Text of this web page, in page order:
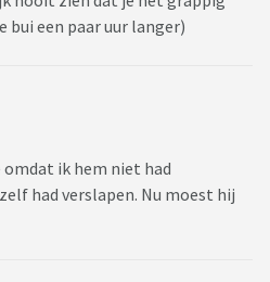
bui een paar uur langer)
omdat ik hem niet had
had verslapen. Nu moest hij